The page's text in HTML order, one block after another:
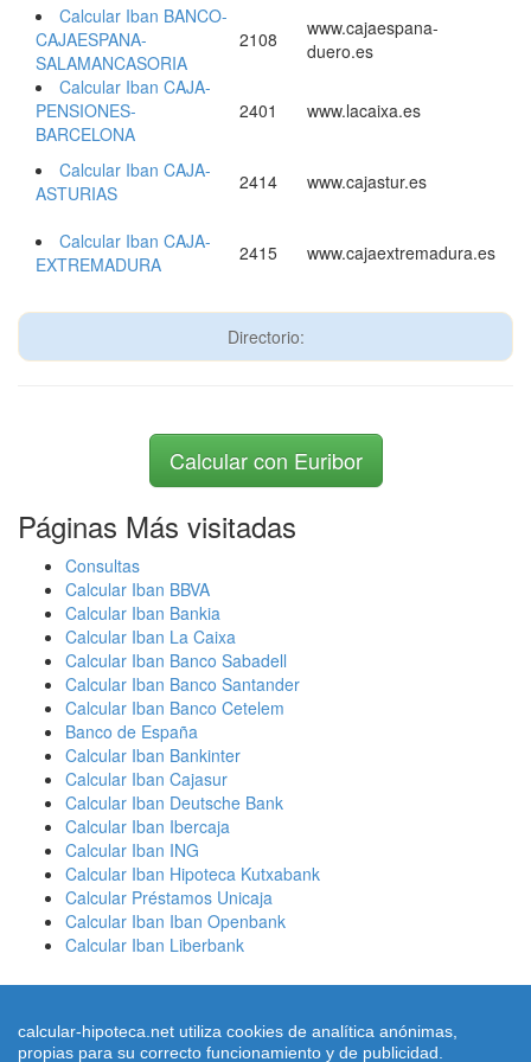
Calcular Iban BANCO-
CAJAESPANA-
SALAMANCASORIA
2108
www.cajaespana-
duero.es
Calcular Iban CAJA-
PENSIONES-
BARCELONA
2401 www.lacaixa.es
Calcular Iban CAJA-
ASTURIAS
2414 www.cajastur.es
Calcular Iban CAJA-
EXTREMADURA
2415 www.cajaextremadura.es
Directorio:
Calcular con Euribor
Páginas Más visitadas
Consultas
Calcular Iban BBVA
Calcular Iban Bankia
Calcular Iban La Caixa
Calcular Iban Banco Sabadell
Calcular Iban Banco Santander
Calcular Iban Banco Cetelem
Banco de España
Calcular Iban Bankinter
Calcular Iban Cajasur
Calcular Iban Deutsche Bank
Calcular Iban Ibercaja
Calcular Iban ING
Calcular Iban Hipoteca Kutxabank
Calcular Préstamos Unicaja
Calcular Iban Iban Openbank
Calcular Iban Liberbank
calcular-hipoteca.net utiliza cookies de analítica anónimas,
propias para su correcto funcionamiento y de publicidad.